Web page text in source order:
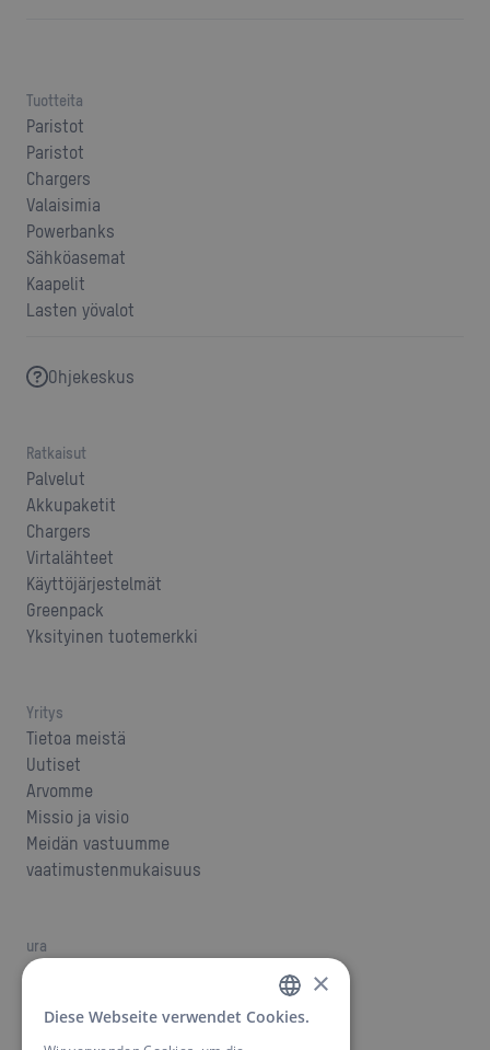
Tuotteita
Paristot
Paristot
Chargers
Valaisimia
Powerbanks
Sähköasemat
Kaapelit
Lasten yövalot
Ohjekeskus
Ratkaisut
Palvelut
Akkupaketit
Chargers
Virtalähteet
Käyttöjärjestelmät
Greenpack
Yksityinen tuotemerkki
Yritys
Tietoa meistä
Uutiset
Arvomme
Missio ja visio
Meidän vastuumme
vaatimustenmukaisuus
ura
työpaikkoja
GERMAN
×
Diese Webseite verwendet Cookies.